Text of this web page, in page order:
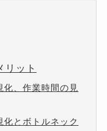
リット
化、作業時間の見
化とボトルネック